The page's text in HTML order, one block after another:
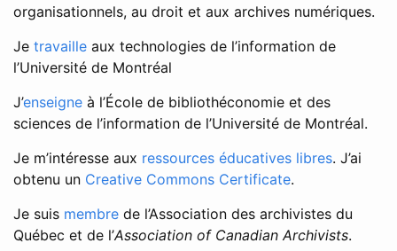
organisationnels, au droit et aux archives numériques.
Je travaille aux technologies de l’information de
l’Université de Montréal
J’enseigne à l’École de bibliothéconomie et des
sciences de l’information de l’Université de Montréal.
Je m’intéresse aux ressources éducatives libres. J’ai
obtenu un Creative Commons Certificate.
Je suis membre de l’Association des archivistes du
Québec et de l’Association of Canadian Archivists.